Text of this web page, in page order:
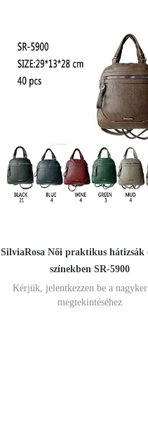
SilviaRosa Női praktikus hátizsák
színekben SR-5900
Kérjük, jelentkezzen be a
megtekintéséhez